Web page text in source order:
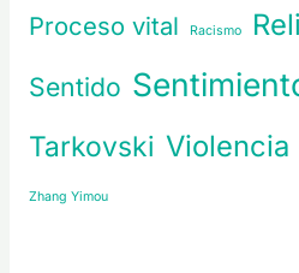
Proceso vital Racismo
Sentido
Tarkovski Violencia
Zhang Yimou